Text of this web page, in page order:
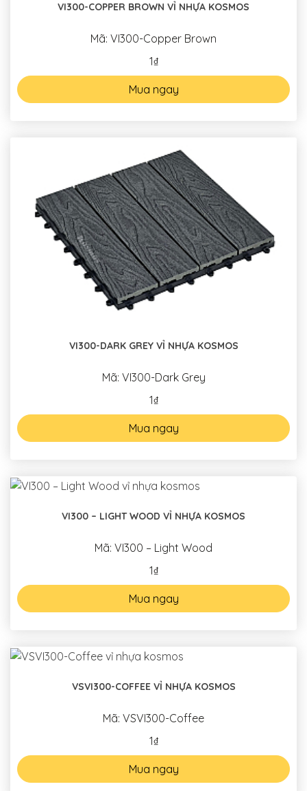
VI300-COPPER BROWN VỈ NHỰA KOSMOS
Mã: VI300-Copper Brown
1₫
Mua ngay
VI300-DARK GREY VỈ NHỰA KOSMOS
Mã: VI300-Dark Grey
1₫
Mua ngay
VI300 – LIGHT WOOD VỈ NHỰA KOSMOS
Mã: VI300 – Light Wood
1₫
Mua ngay
VSVI300-COFFEE VỈ NHỰA KOSMOS
Mã: VSVI300-Coffee
1₫
Mua ngay